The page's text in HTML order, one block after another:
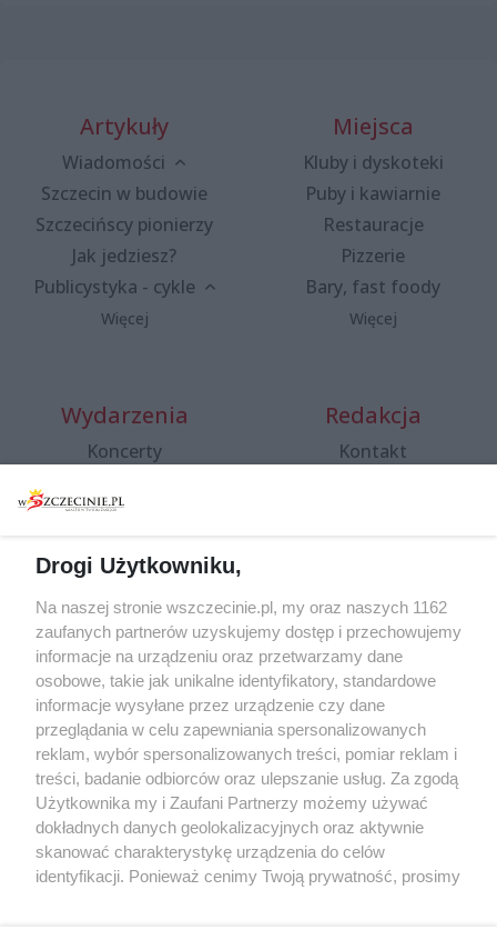
Artykuły
Wiadomości
Szczecin w budowie
Szczecińscy pionierzy
Jak jedziesz?
Publicystyka - cykle
Więcej
Miejsca
Kluby i dyskoteki
Puby i kawiarnie
Restauracje
Pizzerie
Bary, fast foody
Więcej
Wydarzenia
Koncerty
Spacery i oprowadzania
targi
Wernisaże
Więcej
Redakcja
Kontakt
Specjalny koncert z okazji
20. urodzin portalu
wSzczecinie.pl
Regulamin konkursów
śniadaniówka "Hej
Szczecin! Jest piątek!"
Partnerzy
Praca Szczecin
Drogi Użytkowniku,
Na naszej stronie wszczecinie.pl, my oraz naszych 1162
zaufanych partnerów uzyskujemy dostęp i przechowujemy
informacje na urządzeniu oraz przetwarzamy dane
osobowe, takie jak unikalne identyfikatory, standardowe
informacje wysyłane przez urządzenie czy dane
przeglądania w celu zapewniania spersonalizowanych
reklam, wybór spersonalizowanych treści, pomiar reklam i
treści, badanie odbiorców oraz ulepszanie usług. Za zgodą
Użytkownika my i Zaufani Partnerzy możemy używać
dokładnych danych geolokalizacyjnych oraz aktywnie
skanować charakterystykę urządzenia do celów
identyfikacji. Ponieważ cenimy Twoją prywatność, prosimy